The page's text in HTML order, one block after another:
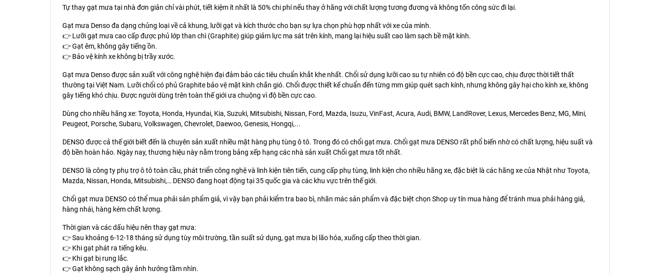
Tự thay gạt mưa tại nhà đơn giản chỉ vài phút, tiết kiệm ít nhất là 50% chi phí nếu thay ở hãng với chất lượng tương đương và không tốn công sức đi lại.
Gạt mưa Denso đa dạng chủng loại về cả khung, lưỡi gạt và kích thước cho bạn sự lựa chọn phù hợp nhất với xe của mình.
👉 Lưỡi gạt mưa cao cấp được phủ lớp than chì (Graphite) giúp giảm lực ma sát trên kính, mang lại hiệu suất cao làm sạch bề mặt kính.
👉 Gạt êm, không gây tiếng ồn.
👉 Bảo vệ kính xe không bị trầy xước.
Gạt mưa Denso được sản xuất với công nghệ hiện đại đảm bảo các tiêu chuẩn khắt khe nhất. Chổi sử dụng lưỡi cao su tự nhiên có độ bền cực cao, chịu được thời tiết thất
thường tại Việt Nam. Lưỡi chổi có phủ Graphite bảo vệ mặt kính chắn gió. Chổi được thiết kế chuẩn đến từng mm giúp quét sạch kính, nhưng không gây hại cho kính xe, không
gây tiếng khó chịu. Được người dùng trên toàn thế giới ưa chuộng vì độ bền cực cao.
Dùng cho nhiều hãng xe: Toyota, Honda, Hyundai, Kia, Suzuki, Mitsubishi, Nissan, Ford, Mazda, Isuzu, VinFast, Acura, Audi, BMW, LandRover, Lexus, Mercedes Benz, MG, Mini,
Peugeot, Porsche, Subaru, Volkswagen, Chevrolet, Daewoo, Genesis, Hongqi,...
DENSO được cả thế giới biết đến là chuyên sản xuất nhiều mặt hàng phụ tùng ô tô. Trong đó có chổi gạt mưa. Chổi gạt mưa DENSO rất phổ biến nhờ có chất lượng, hiệu suất và
độ bền hoàn hảo. Ngày nay, thương hiệu này nằm trong bảng xếp hạng các nhà sản xuất Chổi gạt mưa tốt nhất.
DENSO là công ty phụ trợ ô tô toàn cầu, phát triển công nghệ và linh kiện tiên tiến, cung cấp phụ tùng, linh kiện cho nhiều hãng xe, đặc biệt là các hãng xe của Nhật như Toyota,
Mazda, Nissan, Honda, Mitsubishi,… DENSO đang hoạt động tại 35 quốc gia và các khu vực trên thế giới.
Chổi gạt mưa DENSO có thể mua phải sản phẩm giả, vì vậy bạn phải kiểm tra bao bì, nhãn mác sản phẩm và đặc biệt chọn Shop uy tín mua hàng để tránh mua phải hàng giả,
hàng nhái, hàng kém chất lượng.
Thời gian và các dấu hiệu nên thay gạt mưa:
👉 Sau khoảng 6-12-18 tháng sử dụng tùy môi trường, tần suất sử dụng, gạt mưa bị lão hóa, xuống cấp theo thời gian.
👉 Khi gạt phát ra tiếng kêu.
👉 Khi gạt bị rung lắc.
👉 Gạt không sạch gây ảnh hưởng tầm nhìn.